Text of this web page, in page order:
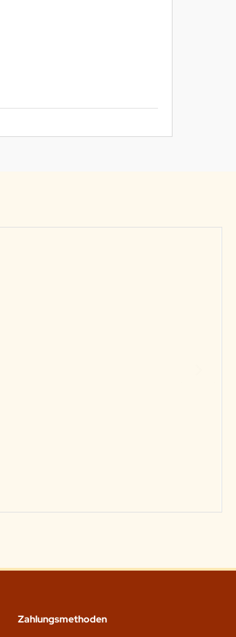
Zahlungsmethoden